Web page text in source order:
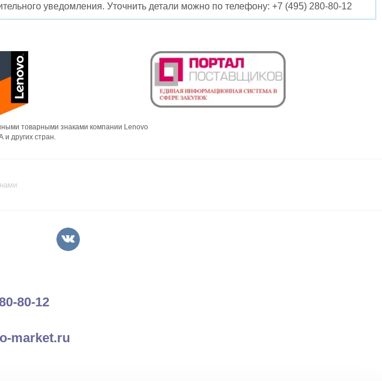
уведомления. Уточнить детали можно по телефону: +7 (495) 280-80-12
товарными знаками компании Lenovo
других стран.
80-12
market.ru